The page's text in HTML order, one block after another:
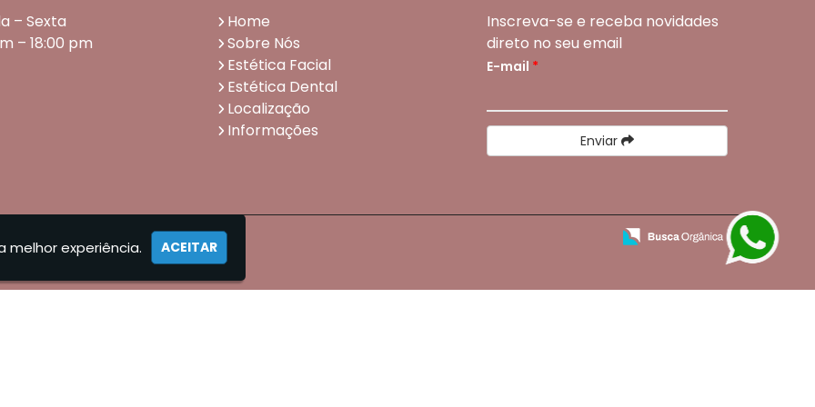
– Sexta
– 18:00 pm
Home
Sobre Nós
Estética Facial
Estética Dental
Localização
Informações
Inscreva-se e receba novidades
direto no seu email
E-mail *
Enviar
melhor experiência. ACEITAR